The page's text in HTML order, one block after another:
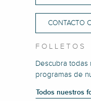
CONTACTO
FOLLETOS
Descubra todas
programas de
Todos nuestros